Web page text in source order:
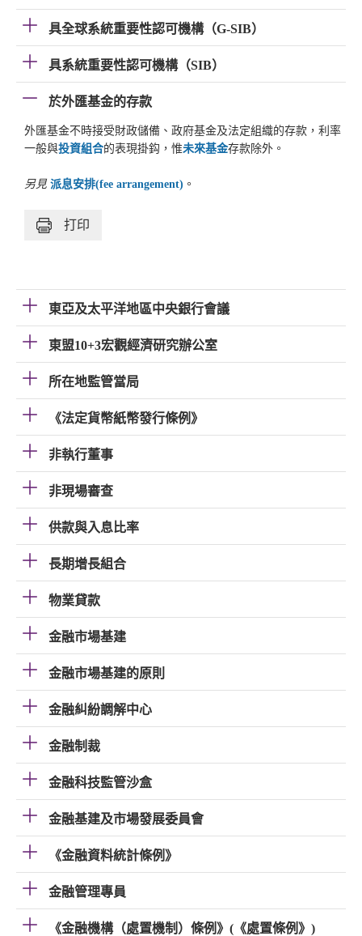
具全球系統重要性認可機構（G-SIB）
具系統重要性認可機構（SIB）
於外匯基金的存款
外匯基金不時接受財政儲備、政府基金及法定組織的存款，利率
一般與投資組合的表現掛鈎，惟未來基金存款除外。
另見 派息安排(fee arrangement) 。
打印
東亞及太平洋地區中央銀行會議
東盟10+3宏觀經濟研究辦公室
所在地監管當局
《法定貨幣紙幣發行條例》
非執行董事
非現場審查
供款與入息比率
長期增長組合
物業貸款
金融市場基建
金融市場基建的原則
金融糾紛調解中心
金融制裁
金融科技監管沙盒
金融基建及市場發展委員會
《金融資料統計條例》
金融管理專員
《金融機構（處置機制）條例》(《處置條例》)